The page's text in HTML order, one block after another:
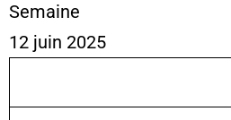
Semaine
12 juin 2025